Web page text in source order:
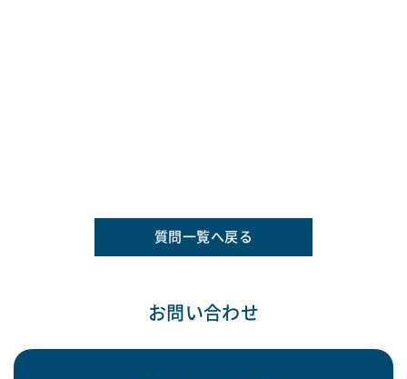
質問一覧へ戻る
お問い合わせ